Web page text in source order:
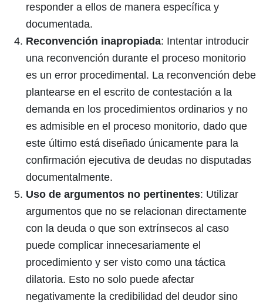
responder a ellos de manera específica y
documentada.
Reconvención inapropiada: Intentar introducir
una reconvención durante el proceso monitorio
es un error procedimental. La reconvención debe
plantearse en el escrito de contestación a la
demanda en los procedimientos ordinarios y no
es admisible en el proceso monitorio, dado que
este último está diseñado únicamente para la
confirmación ejecutiva de deudas no disputadas
documentalmente.
Uso de argumentos no pertinentes: Utilizar
argumentos que no se relacionan directamente
con la deuda o que son extrínsecos al caso
puede complicar innecesariamente el
procedimiento y ser visto como una táctica
dilatoria. Esto no solo puede afectar
negativamente la credibilidad del deudor sino